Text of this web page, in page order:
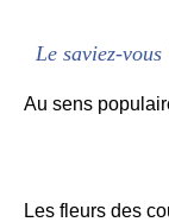
Le saviez-vous
Au sens
Les fleurs des